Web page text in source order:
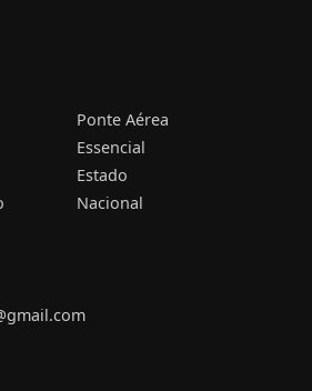
Ponte Aérea
Essencial
Estado
Nacional